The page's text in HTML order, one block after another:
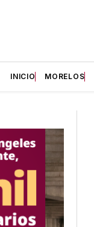
INICIO MORELOS